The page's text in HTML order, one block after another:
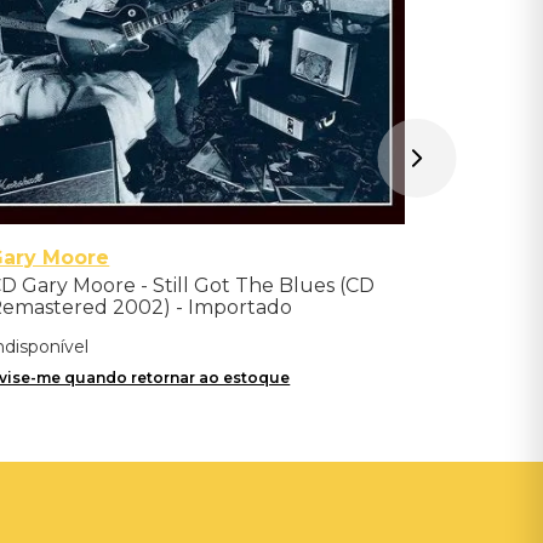
Moore
Gary Moore - Still Got The Blues (CD
2002) - Importado
me quando retornar ao estoque